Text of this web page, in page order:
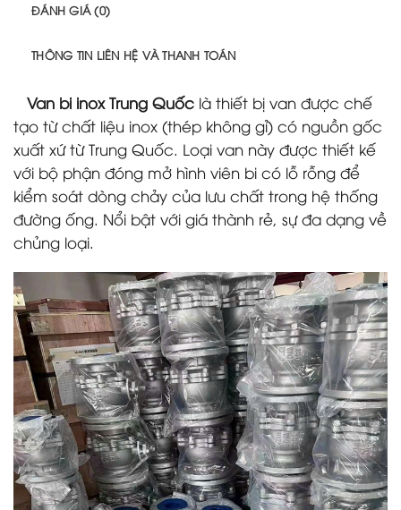
ĐÁNH GIÁ (0)
THÔNG TIN LIÊN HỆ VÀ THANH TOÁN
Van bi inox Trung Quốc là thiết bị van được chế
tạo từ chất liệu inox (thép không gỉ) có nguồn gốc
xuất xứ từ Trung Quốc. Loại van này được thiết kế
với bộ phận đóng mở hình viên bi có lỗ rỗng để
kiểm soát dòng chảy của lưu chất trong hệ thống
đường ống. Nổi bật với giá thành rẻ, sự đa dạng về
chủng loại.